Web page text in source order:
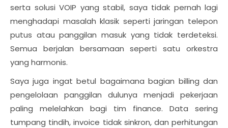
serta solusi VOIP yang stabil, saya tidak pernah lagi
menghadapi masalah klasik seperti jaringan telepon
putus atau panggilan masuk yang tidak terdeteksi.
Semua berjalan bersamaan seperti satu orkestra
yang harmonis.
Saya juga ingat betul bagaimana bagian billing dan
pengelolaan panggilan dulunya menjadi pekerjaan
paling melelahkan bagi tim finance. Data sering
tumpang tindih, invoice tidak sinkron, dan perhitungan